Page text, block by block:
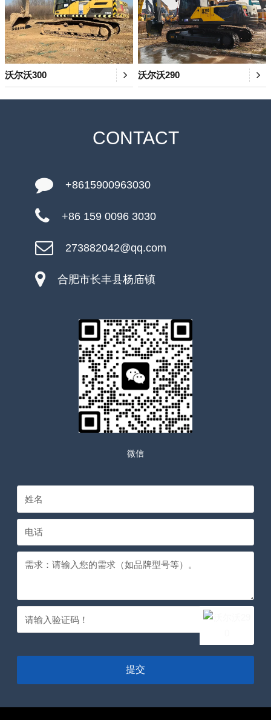
沃尔沃300 沃尔沃290
CONTACT
+8615900963030
+86 159 0096 3030
273882042@qq.com
合肥市长丰县杨庙镇
微信
提交